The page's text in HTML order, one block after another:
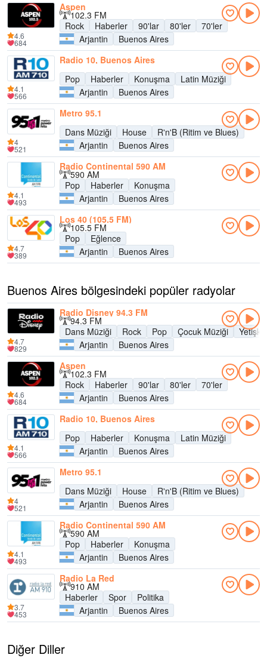
Aspen
102.3 FM
Rock
Haberler 90'lar 80'ler
70'ler
Arjantin
Buenos Aires
4.6
684
Radio 10, Buenos Aires
Pop
Haberler Konuşma
Latin Müziği
Arjantin
Buenos Aires
4.1
566
Metro 95.1
Dans Müziği
House
R'n'B (Ritim ve Blues)
Arjantin
Buenos Aires
4
521
Radio Continental 590 AM
590 AM
Pop
Haberler
Konuşma
Arjantin
Buenos Aires
4.1
493
Los 40 (105.5 FM)
105.5 FM
Pop
Eğlence
Arjantin
Buenos Aires
4.7
389
Buenos Aires bölgesindeki popüler radyolar
Radio Disney 94.3 FM
94.3 FM
Dans Müziği
Rock Pop Çocuk Müziği
Arjantin
Buenos Aires
4.7
829
Aspen
102.3 FM
Rock
Haberler 90'lar 80'ler
70'ler
Arjantin
Buenos Aires
4.6
684
Radio 10, Buenos Aires
Pop
Haberler Konuşma
Latin Müziği
Arjantin
Buenos Aires
4.1
566
Metro 95.1
Dans Müziği
House
R'n'B (Ritim ve Blues)
Arjantin
Buenos Aires
4
521
Radio Continental 590 AM
590 AM
Pop
Haberler
Konuşma
Arjantin
Buenos Aires
4.1
493
Radio La Red
910 AM
Haberler
Spor
Politika
Arjantin
Buenos Aires
3.7
453
Diğer Diller